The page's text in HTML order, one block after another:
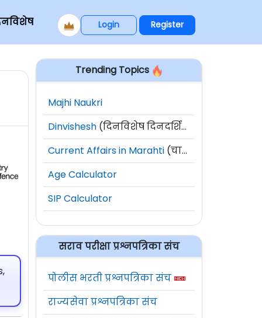
Login Register
Trending Topics
Majhi Naukri
Dinvishesh (दिनविशेष दिनदर्शिका)
Current Affairs in Marahti (चालू घडामोडी)
Age Calculator
SIP Calculator
सराव परीक्षा प्रश्नपत्रिका संच
पोलीस भरती प्रश्नपत्रिका संच
राज्यसेवा प्रश्नपत्रिका संच